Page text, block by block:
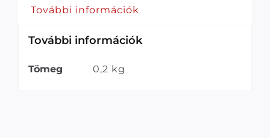
További információk
További információk
Tömeg 0,2 kg